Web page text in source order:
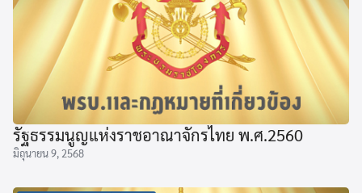
รัฐธรรมนูญแห่งราชอาณาจักรไทย พ.ศ.2560
มิถุนายน 9, 2568